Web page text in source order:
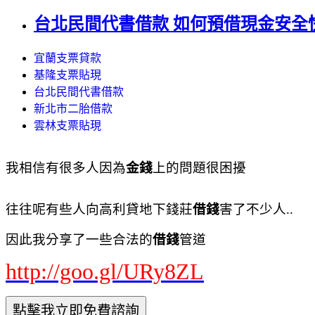
台北民間代書借款 如何預借現金安全
宜蘭支票貸款
基隆支票貼現
台北民間代書借款
新北市二胎借款
雲林支票貼現
我相信有很多人因為金錢 上的問題很困擾
往往呢有些人向高利貸地下錢莊借錢害了不少人..
因此我分享了一些合法的借錢管道
http://goo.gl/URy8ZL